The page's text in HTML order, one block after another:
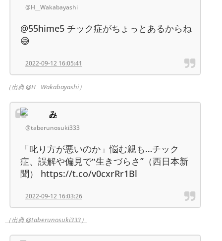
@H__Wakabayashi
@55hime5 チック症がちょっとあるからね
😅
2022-09-12 16:05:41
（出典 @H__Wakabayashi）
み
@taberunosuki333
「叱り方が悪いのか」悩む親も…チック
症、誤解や偏見で‟生きづらさ”（西日本新
聞） https://t.co/v0cxrRr1Bl
2022-09-12 16:03:26
（出典 @taberunosuki333）